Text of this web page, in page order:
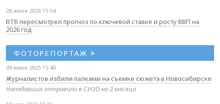
28 июля 2026 15:54
ВТБ пересмотрел прогноз по ключевой ставке и росту ВВП на
2026 год
ФОТОРЕПОРТАЖ >
09 июня 2025 15:40
Журналистов избили палками на съемке сюжета в Новосибирске
Нападавших отправили в СИЗО на 2 месяца